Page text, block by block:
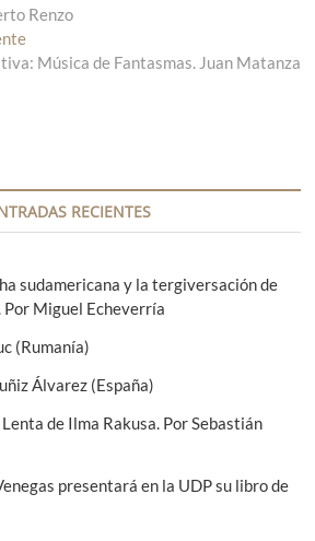
Renzo
E
n
s
i
u
i
n
:
Música de Fantasmas. Juan Matanza
RECIENTES
sudamericana y la tergiversación de
Miguel Echeverría
(Rumanía)
Álvarez (España)
de Ilma Rakusa. Por Sebastián
presentará en la UDP su libro de